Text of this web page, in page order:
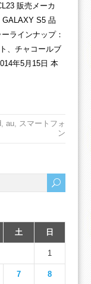
販売メーカ
GALAXY S5 品
ラインナップ：
、チャコールブ
年5月15日 本
,au
スマートフォ
ン
土 日
1
7 8